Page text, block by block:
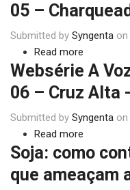
03
–
Novo
do
Parecis
-
Voz
da
Ep.
04
–
de
-
05 –
Submitted by Syngenta on
Read more
Websérie
Voz
da
|
05
Websérie A
06 – Cruz Alta
Submitted by Syngenta on
Read more
Websérie
Voz
Soja: como
que ameaçam